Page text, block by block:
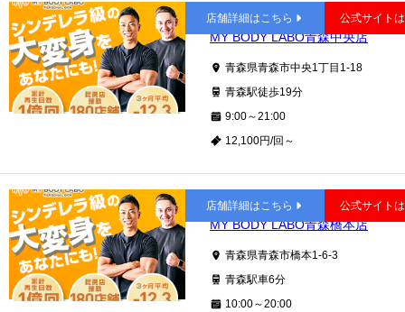
青森
MY BODY LABO青森中央店
青森県青森市中央1丁目1-18
青森駅徒歩19分
9:00～21:00
12,100円/回～
店舗詳細はこちら 公式サイト
青森
MY BODY LABO青森橋本店
青森県青森市橋本1-6-3
青森駅車6分
10:00～20:00
店舗詳細はこちら 公式サイト